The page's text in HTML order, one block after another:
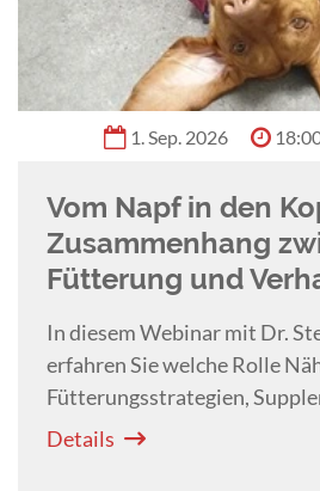
1. Sep. 2026
Vom Napf in den
Zusammenhang
Fütterung und
In diesem Webinar mit Dr.
erfahren Sie welche Rolle
Fütterungsstrategien,
Darm-Hirn-Achse im
Details